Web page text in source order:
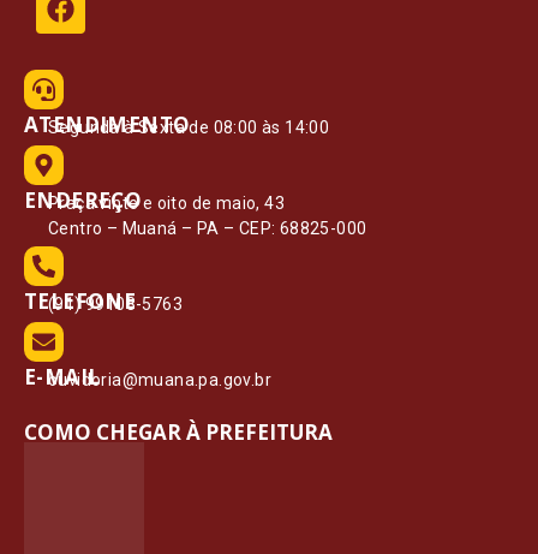
ATENDIMENTO
Segunda à Sexta de 08:00 às 14:00
ENDEREÇO
Praça vinte e oito de maio, 43
Centro – Muaná – PA – CEP: 68825-000
TELEFONE
(91) 99108-5763
E-MAIL
ouvidoria@muana.pa.gov.br
COMO CHEGAR À PREFEITURA